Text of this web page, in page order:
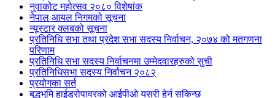
नुवाकोट महोत्सव २०८० विशेषांक
नेपाल आयल निगमको सूचना
न्यूस्टार क्लबको सूचना
प्रतिनिधि सभा तथा प्रदेश सभा सदस्य निर्वाचन, २०७४ को मतगणना
परिणाम
प्रतिनिधि सभा सदस्य निर्वाचनमा उम्मेदवारहरुको सुची
प्रतिनिधिसभा सदस्य निर्वाचन २०८२
प्रयोगका सर्त
बुद्धभुमि हाईड्रोपावरको आईपीओ यसरी हेर्न सकिन्छ